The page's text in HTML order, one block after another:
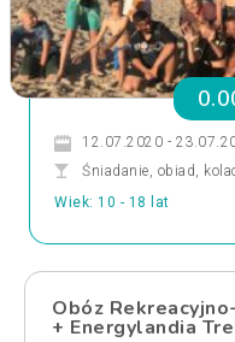
12.07.2020 -
Śniadanie, obiad,
Wiek: 10 - 18 lat
Obóz
+ Energylandia